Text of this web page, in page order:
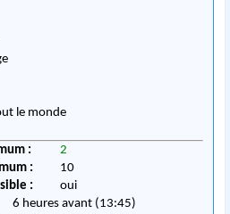
le monde
:
2
:
10
:
oui
6 heures avant (13:45)